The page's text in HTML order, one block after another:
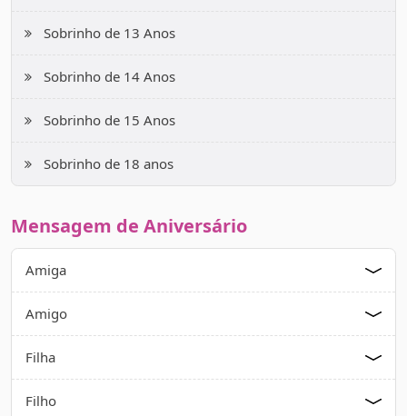
Sobrinho de 13 Anos
Sobrinho de 14 Anos
Sobrinho de 15 Anos
Sobrinho de 18 anos
Mensagem de Aniversário
Amiga
Amigo
Filha
Filho